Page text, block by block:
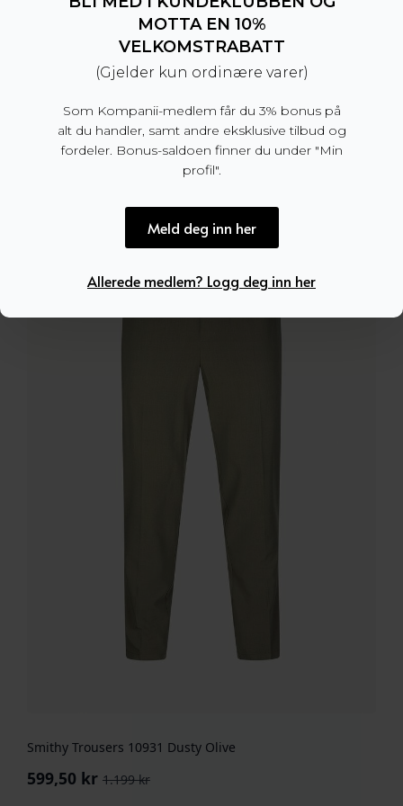
Chaze Cotton Stretch Pants Brindle
1.699 kr
Smithy Trousers 10931 Dusty Olive
1.199kr
Opprinnelig
599,50 kr
Nåværende
MOTTA EN 10%
VELKOMSTRABATT
(Gjelder kun ordinære varer)
Som Kompanii-medlem får du 3% bonus på
alt du handler, samt andre eksklusive tilbud og
fordeler. Bonus-saldoen finner du under "Min
profil".
Meld deg inn her
Allerede medlem? Logg deg inn her